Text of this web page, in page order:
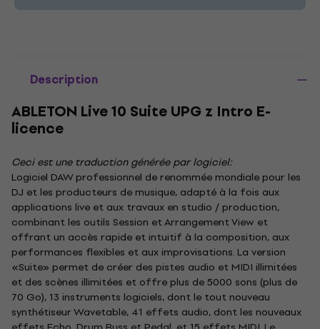
Description
ABLETON Live 10 Suite UPG z Intro E-
licence
Ceci est une traduction générée par logiciel:
Logiciel DAW professionnel de renommée mondiale pour les
DJ et les producteurs de musique, adapté à la fois aux
applications live et aux travaux en studio / production,
combinant les outils Session et Arrangement View et
offrant un accès rapide et intuitif à la composition, aux
performances flexibles et aux improvisations. La version
«Suite» permet de créer des pistes audio et MIDI illimitées
et des scènes illimitées et offre plus de 5000 sons (plus de
70 Go), 13 instruments logiciels, dont le tout nouveau
synthétiseur Wavetable, 41 effets audio, dont les nouveaux